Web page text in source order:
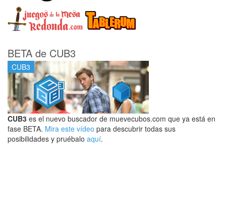
BETA de CUB3
CUB3
CUB3 es el nuevo buscador de muevecubos.com que ya está en
fase BETA. Mira este vídeo para descubrir todas sus
posibilidades y pruébalo aquí.